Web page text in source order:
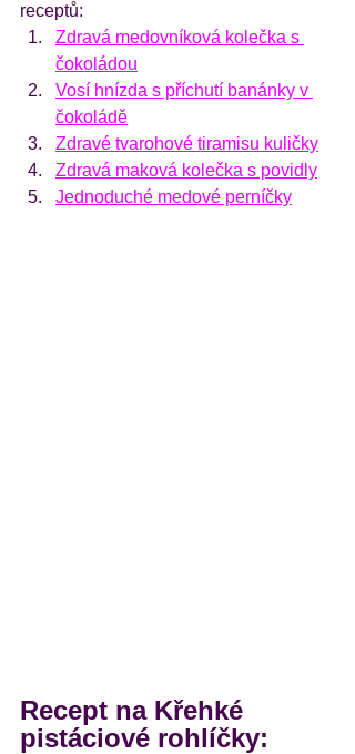
receptů:
Zdravá medovníková kolečka s
čokoládou
Vosí hnízda s příchutí banánky v
čokoládě
Zdravé tvarohové tiramisu kuličky
Zdravá maková kolečka s povidly
Jednoduché medové perníčky
Recept na Křehké
pistáciové rohlíčky: